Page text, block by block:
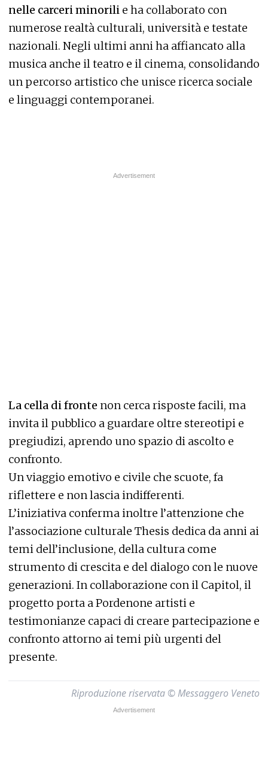
nelle carceri minorili e ha collaborato con
numerose realtà culturali, università e testate
nazionali. Negli ultimi anni ha affiancato alla
musica anche il teatro e il cinema, consolidando
un percorso artistico che unisce ricerca sociale
e linguaggi contemporanei.
La cella di fronte non cerca risposte facili, ma
invita il pubblico a guardare oltre stereotipi e
pregiudizi, aprendo uno spazio di ascolto e
confronto.
Un viaggio emotivo e civile che scuote, fa
riflettere e non lascia indifferenti.
L’iniziativa conferma inoltre l’attenzione che
l’associazione culturale Thesis dedica da anni ai
temi dell’inclusione, della cultura come
strumento di crescita e del dialogo con le nuove
generazioni. In collaborazione con il Capitol, il
progetto porta a Pordenone artisti e
testimonianze capaci di creare partecipazione e
confronto attorno ai temi più urgenti del
presente.
Riproduzione riservata © Messaggero Veneto